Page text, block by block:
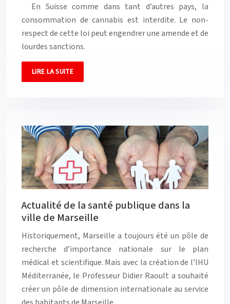
En Suisse comme dans tant d’autres pays, la
consommation de cannabis est interdite. Le non-
respect de cette loi peut engendrer une amende et de
lourdes sanctions.
LIRE LA SUITE
Actualité de la santé publique dans la
ville de Marseille
Historiquement, Marseille a toujours été un pôle de
recherche d’importance nationale sur le plan
médical et scientifique. Mais avec la création de l’IHU
Méditerranée, le Professeur Didier Raoult a souhaité
créer un pôle de dimension internationale au service